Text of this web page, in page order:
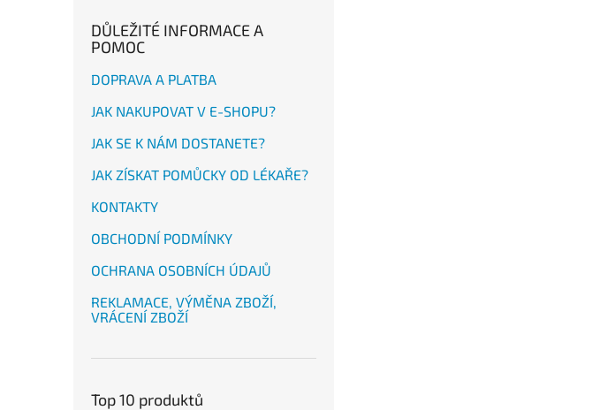
DŮLEŽITÉ INFORMACE A
POMOC
DOPRAVA A PLATBA
JAK NAKUPOVAT V E-SHOPU?
JAK SE K NÁM DOSTANETE?
JAK ZÍSKAT POMŮCKY OD LÉKAŘE?
KONTAKTY
OBCHODNÍ PODMÍNKY
OCHRANA OSOBNÍCH ÚDAJŮ
REKLAMACE, VÝMĚNA ZBOŽÍ,
VRÁCENÍ ZBOŽÍ
Top 10 produktů